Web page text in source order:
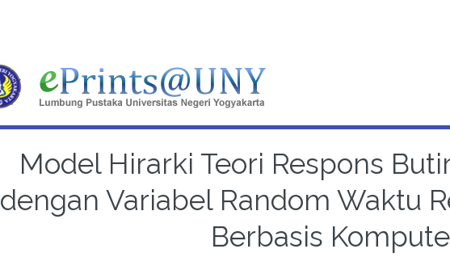
Model Hirarki Teori Respons
dengan Variabel Random Waktu
Berbasis